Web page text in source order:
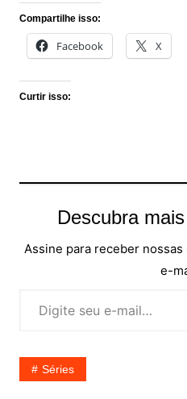
Compartilhe isso:
Facebook X
Curtir isso:
Descubra
Assine para receber
e-
Séries